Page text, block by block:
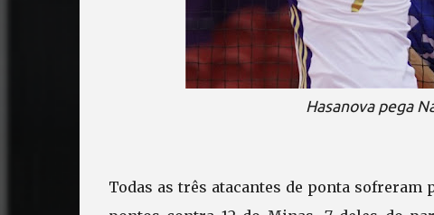
Hasanova pega
Todas as três atacantes de ponta